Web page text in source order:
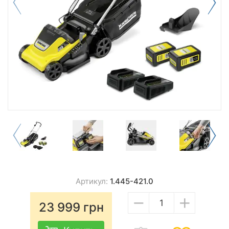
Артикул: 1.445-421.0
23 999 грн − +